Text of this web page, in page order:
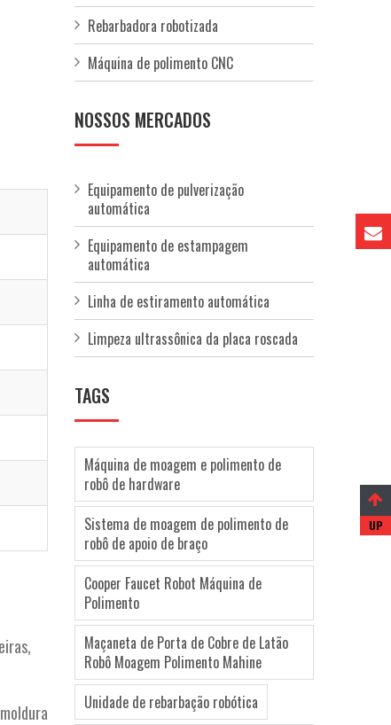
Rebarbadora robotizada
Máquina de polimento CNC
NOSSOS MERCADOS
Equipamento de pulverização
automática
Equipamento de estampagem
automática
Linha de estiramento automática
Limpeza ultrassônica da placa roscada
TAGS
Máquina de moagem e polimento de
robô de hardware
Sistema de moagem de polimento de
robô de apoio de braço
Cooper Faucet Robot Máquina de
Polimento
Maçaneta de Porta de Cobre de Latão
Robô Moagem Polimento Mahine
Unidade de rebarbação robótica